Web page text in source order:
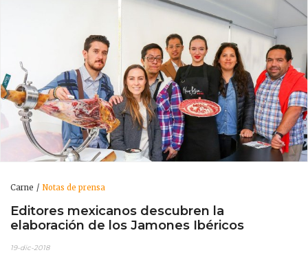
Carne Notas de prensa
Editores mexicanos descubren la
elaboración de los Jamones Ibéricos
19-dic-2018